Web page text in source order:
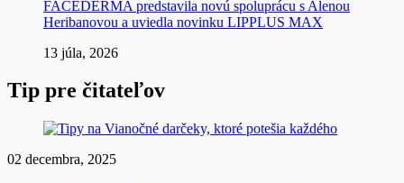
FACEDERMA predstavila novú spoluprácu s Alenou
Heribanovou a uviedla novinku LIPPLUS MAX
13 júla, 2026
Tip pre čitateľov
02 decembra, 2025